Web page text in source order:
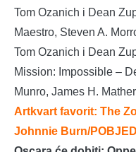
Tom Ozanich i Dean
Maestro, Steven A.
Tom Ozanich i Dean
Mission: Impossible –
Munro, James H.
Artkvart favorit: The
Johnnie Burn/